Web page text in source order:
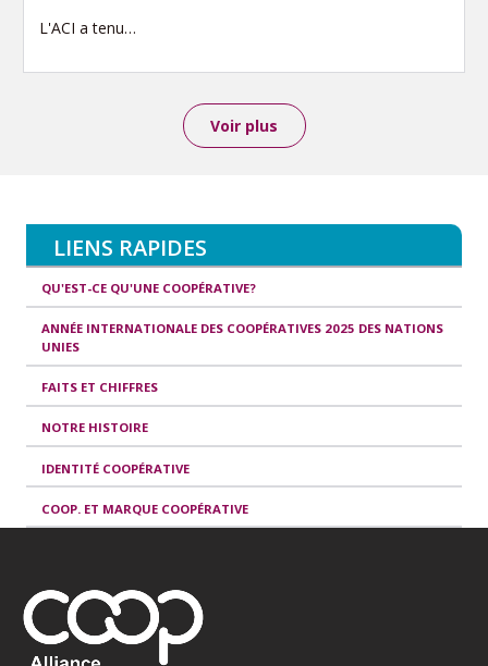
L'ACI a tenu…
Voir plus
LIENS RAPIDES
QU'EST-CE QU'UNE COOPÉRATIVE?
ANNÉE INTERNATIONALE DES COOPÉRATIVES 2025 DES NATIONS
UNIES
FAITS ET CHIFFRES
NOTRE HISTOIRE
IDENTITÉ COOPÉRATIVE
COOP. ET MARQUE COOPÉRATIVE